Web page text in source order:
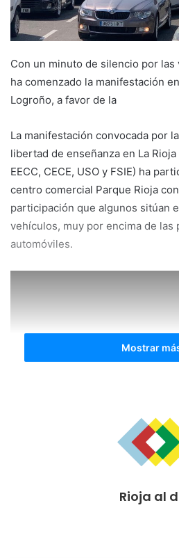
l
Con un minuto de silencio por las
ha comenzado la manifestación
Logroño, a favor de la
La manifestación convocada por
libertad de enseñanza en La
EECC, CECE, USO y FSIE) ha
centro comercial Parque Rioja
participación que algunos sitúan
vehículos, muy por encima de las
automóviles.
Esta protesta, que ha recorrido
mínimas, la supresión de
Mostrar
Rioja al